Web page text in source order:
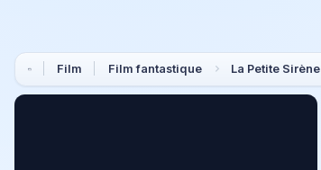
Film Film fantastique La Petite Sirène